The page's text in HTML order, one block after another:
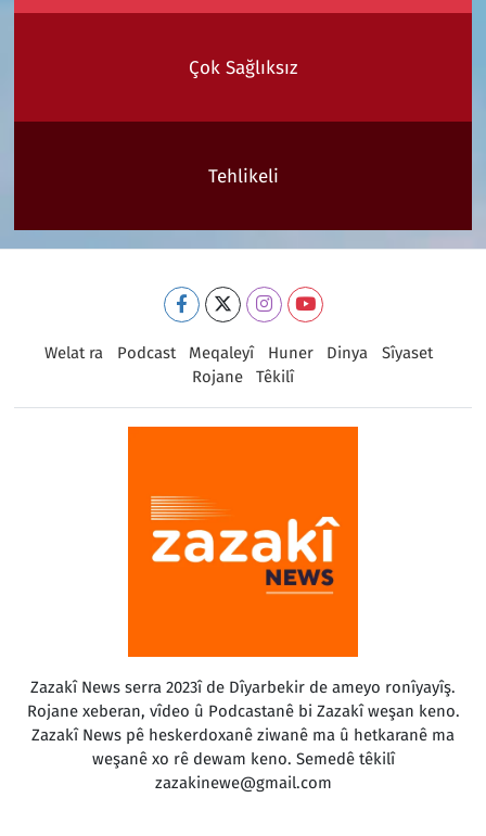
Çok Sağlıksız
Tehlikeli
Welat ra Podcast Meqaleyî Huner Dinya
Sîyaset
Rojane
Têkilî
Zazakî News serra 2023î de Dîyarbekir de ameyo ronîyayîş.
Rojane xeberan, vîdeo û Podcastanê bi Zazakî weşan keno.
Zazakî News pê heskerdoxanê ziwanê ma û hetkaranê ma
weşanê xo rê dewam keno. Semedê têkilî
zazakinewe@gmail.com